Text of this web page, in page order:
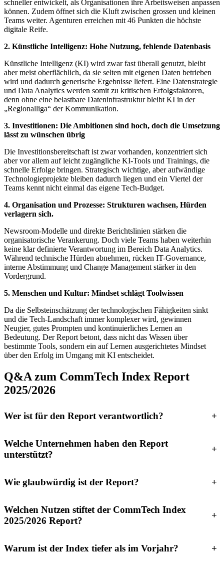
schneller entwickelt, als Organisationen ihre Arbeitsweisen anpassen
können. Zudem öffnet sich die Kluft zwischen grossen und kleinen
Teams weiter. Agenturen erreichen mit 46 Punkten die höchste
digitale Reife.
2. Künstliche Intelligenz: Hohe Nutzung, fehlende Datenbasis
Künstliche Intelligenz (KI) wird zwar fast überall genutzt, bleibt
aber meist oberflächlich, da sie selten mit eigenen Daten betrieben
wird und dadurch generische Ergebnisse liefert. Eine Datenstrategie
und Data Analytics werden somit zu kritischen Erfolgsfaktoren,
denn ohne eine belastbare Dateninfrastruktur bleibt KI in der
„Regionalliga“ der Kommunikation.
3. Investitionen: Die Ambitionen sind hoch, doch die Umsetzung
lässt zu wünschen übrig
Die Investitionsbereitschaft ist zwar vorhanden, konzentriert sich
aber vor allem auf leicht zugängliche KI-Tools und Trainings, die
schnelle Erfolge bringen. Strategisch wichtige, aber aufwändige
Technologieprojekte bleiben dadurch liegen und ein Viertel der
Teams kennt nicht einmal das eigene Tech-Budget.
4. Organisation und Prozesse: Strukturen wachsen, Hürden
verlagern sich.
Newsroom-Modelle und direkte Berichtslinien stärken die
organisatorische Verankerung. Doch viele Teams haben weiterhin
keine klar definierte Verantwortung im Bereich Data Analytics.
Während technische Hürden abnehmen, rücken IT-Governance,
interne Abstimmung und Change Management stärker in den
Vordergrund.
5. Menschen und Kultur: Mindset schlägt Toolwissen
Da die Selbsteinschätzung der technologischen Fähigkeiten sinkt
und die Tech-Landschaft immer komplexer wird, gewinnen
Neugier, gutes Prompten und kontinuierliches Lernen an
Bedeutung. Der Report betont, dass nicht das Wissen über
bestimmte Tools, sondern ein auf Lernen ausgerichtetes Mindset
über den Erfolg im Umgang mit KI entscheidet.
Q&A zum CommTech Index Report
2025/2026
Wer ist für den Report verantwortlich? +
Welche Unternehmen haben den Report
unterstützt?
+
Wie glaubwürdig ist der Report? +
Welchen Nutzen stiftet der CommTech Index
2025/2026 Report?
+
Warum ist der Index tiefer als im Vorjahr? +